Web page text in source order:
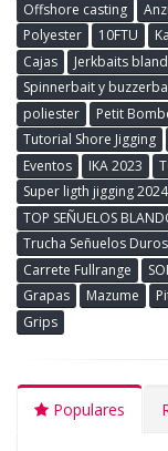
Offshore casting
Polyester
10FTU
Cajas
Jerkbaits
Spinnerbait y
poliester
Petit
Tutorial Shore Jigging
Eventos
IKA 2023
Super ligth jigging 2024
TOP SEÑUELOS
Trucha Señuelos Duros
Carrete Fullrange
Grapas
Mazume
Grips
Populares